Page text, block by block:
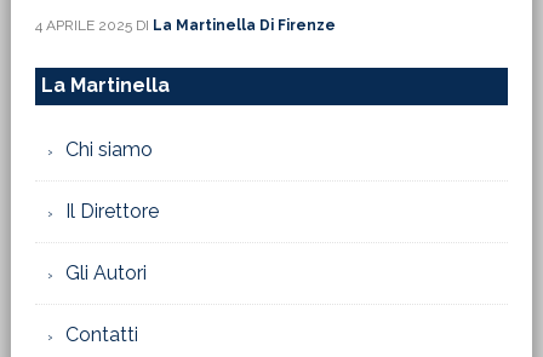
4 APRILE 2025DI La Martinella Di Firenze
La Martinella
Chi siamo
Il Direttore
Gli Autori
Contatti